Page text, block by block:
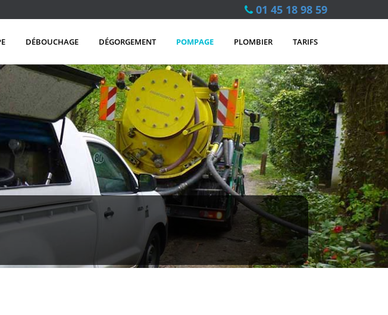
01 45 18 98 59
DÉBOUCHAGE DÉGORGEMENT POMPAGE PLOMBIER TARIFS